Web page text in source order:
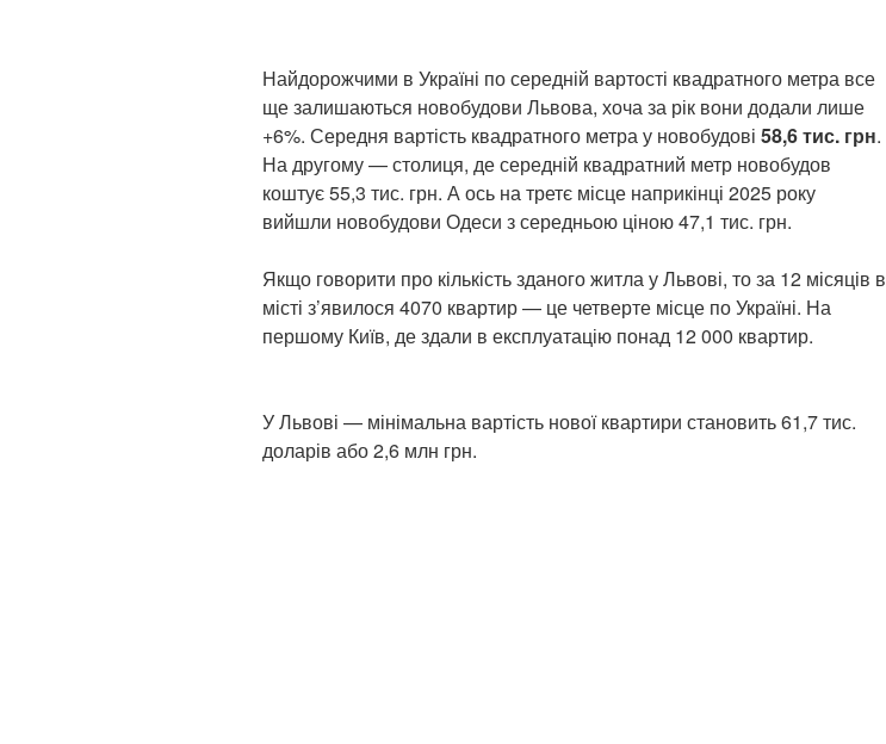
Найдорожчими в Україні по середній вартості квадратного метра все
ще залишаються новобудови Львова, хоча за рік вони додали лише
+6%. Середня вартість квадратного метра у новобудові 58,6 тис. грн.
На другому — столиця, де середній квадратний метр новобудов
коштує 55,3 тис. грн. А ось на третє місце наприкінці 2025 року
вийшли новобудови Одеси з середньою ціною 47,1 тис. грн.
Якщо говорити про кількість зданого житла у Львові, то за 12 місяців в
місті з’явилося 4070 квартир — це четверте місце по Україні. На
першому Київ, де здали в експлуатацію понад 12 000 квартир.
У Львові — мінімальна вартість нової квартири становить 61,7 тис.
доларів або 2,6 млн грн.